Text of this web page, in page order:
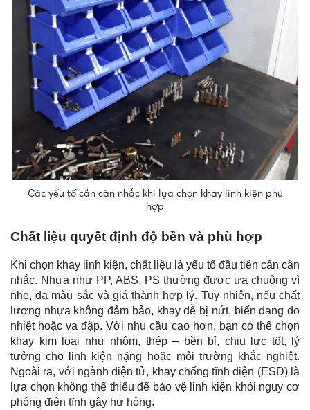
Các yếu tố cần cân nhắc khi lựa chọn khay linh kiện phù
hợp
Chất liệu quyết định độ bền và phù hợp
Khi chọn khay linh kiện, chất liệu là yếu tố đầu tiên cần cân
nhắc. Nhựa như PP, ABS, PS thường được ưa chuộng vì
nhẹ, đa màu sắc và giá thành hợp lý. Tuy nhiên, nếu chất
lượng nhựa không đảm bảo, khay dễ bị nứt, biến dạng do
nhiệt hoặc va đập. Với nhu cầu cao hơn, bạn có thể chọn
khay kim loại như nhôm, thép – bền bỉ, chịu lực tốt, lý
tưởng cho linh kiện nặng hoặc môi trường khắc nghiệt.
Ngoài ra, với ngành điện tử, khay chống tĩnh điện (ESD) là
lựa chọn không thể thiếu để bảo vệ linh kiện khỏi nguy cơ
phóng điện tĩnh gây hư hỏng.